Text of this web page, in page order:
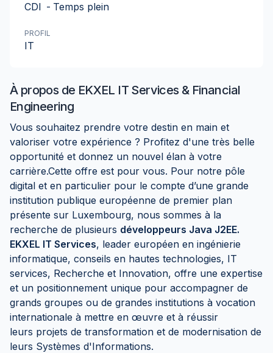
À propos de EKXEL IT Services & Financial
Engineering
Vous souhaitez prendre votre destin en main et
valoriser votre expérience ? Profitez d'une très belle
opportunité et donnez un nouvel élan à votre
carrière.Cette offre est pour vous. Pour notre pôle
digital et en particulier pour le compte d’une grande
institution publique européenne de premier plan
présente sur Luxembourg, nous sommes à la
recherche de plusieurs développeurs Java J2EE.
EKXEL IT Services, leader européen en ingénierie
informatique, conseils en hautes technologies, IT
services, Recherche et Innovation, offre une expertise
et un positionnement unique pour accompagner de
grands groupes ou de grandes institutions à vocation
internationale à mettre en œuvre et à réussir
leurs projets de transformation et de modernisation de
leurs Systèmes d'Informations.
CDI - Temps plein
PROFIL
IT